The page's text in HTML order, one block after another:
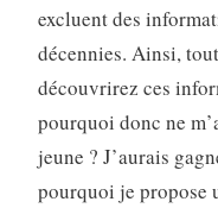
excluent des
décennies. Ainsi,
découvrirez ces
pourquoi donc ne
jeune ? J’aurais
pourquoi je propose